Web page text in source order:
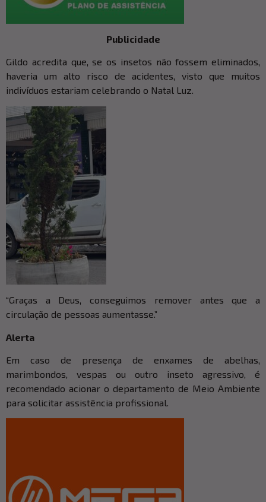
Publicidade
Gildo acredita que, se os insetos não fossem eliminados,
haveria um alto risco de acidentes, visto que muitos
indivíduos estariam celebrando o Natal Luz.
“Graças a Deus, conseguimos remover antes que a
circulação de pessoas aumentasse.”
Alerta
Em caso de presença de enxames de abelhas,
marimbondos, vespas ou outro inseto agressivo, é
recomendado acionar o departamento de Meio Ambiente
para solicitar assistência profissional.